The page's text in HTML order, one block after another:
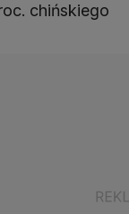
chińskiego